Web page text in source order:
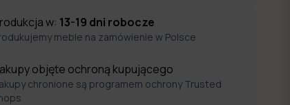
w: 13-19 dni robocze
meble na zamówienie w Polsce
objęte ochroną kupującego
chronione są programem ochrony Trusted